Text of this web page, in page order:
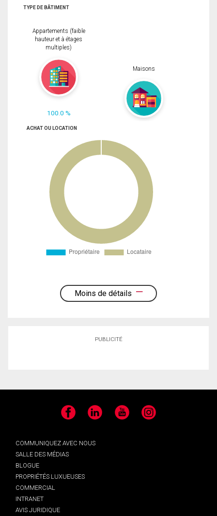
TYPE DE BÂTIMENT
Appartements (faible
hauteur et à étages
multiples)
100.0 %
Maisons
ACHAT OU LOCATION
Moins de détails
PUBLICITÉ
Facebook LinkedIn YouTube Instagram
COMMUNIQUEZ AVEC NOUS
SALLE DES MÉDIAS
BLOGUE
PROPRIÉTÉS LUXUEUSES
COMMERCIAL
INTRANET
AVIS JURIDIQUE